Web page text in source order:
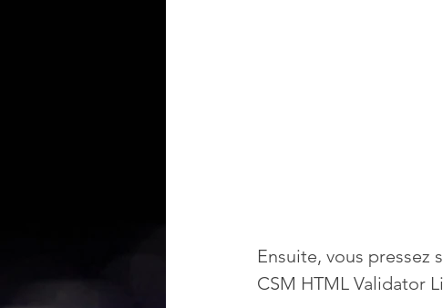
Ensuite, vous
CSM HTML Validator